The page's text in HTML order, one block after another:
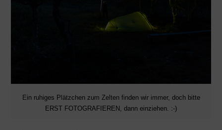
Ein ruhiges Plätzchen zum Zelten finden wir immer, doch bitte
ERST FOTOGRAFIEREN, dann einziehen. :-)